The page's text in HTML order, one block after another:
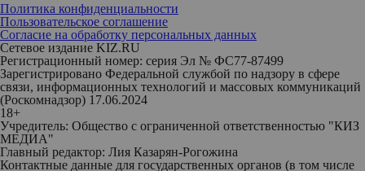
Политика конфиденциальности
Пользовательское соглашение
Согласие на обработку персональных данных
Сетевое издание KIZ.RU
Регистрационный номер: серия Эл № ФС77-87499
Зарегистрировано Федеральной службой по надзору в сфере
связи, информационных технологий и массовых коммуникаций
(Роскомнадзор) 17.06.2024
18+
Учредитель: Общество с ограниченной ответственностью "КИЗ
МЕДИА"
Главный редактор: Лия Казарян-Рогожина
Контактные данные для государственных органов (в том числе